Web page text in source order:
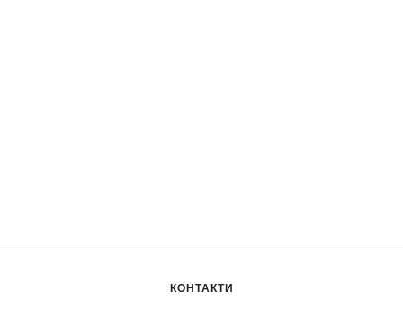
КОНТАКТИ